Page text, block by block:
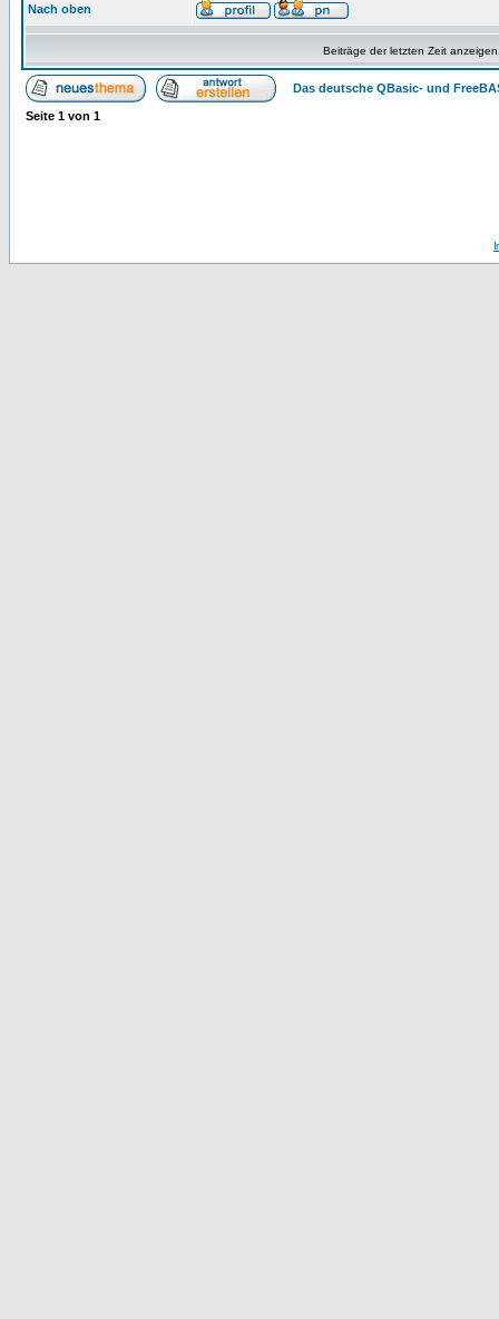
Nach oben
Beiträge der letzten Zeit
Das deutsche QBasic- und
Seite 1 von 1